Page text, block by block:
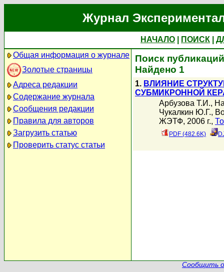
Журнал
НАЧАЛО ПОИСК
Общая информация о журнале
Золотые страницы
Адреса редакции
Содержание журнала
Сообщения редакции
Правила для авторов
Загрузить статью
Проверить статус статьи
Поиск
Найдено 1
1. ВЛИЯНИЕ
СУБМИКРОННОЙ
Арбузова Т.И.,
Чукалкин Ю.Г.,
ЖЭТФ, 2006 г.,
PDF (482.6K)
Сообщить о